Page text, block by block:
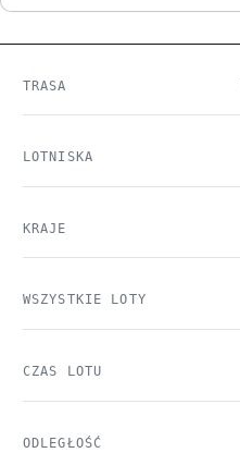
TRASA
LOTNISKA
KRAJE
WSZYSTKIE LOTY
CZAS LOTU
ODLEGŁOŚĆ